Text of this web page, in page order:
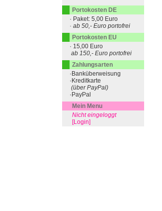
Portokosten DE
· Paket: 5,00 Euro
· ab 50,- Euro portofrei
Portokosten EU
· 15,00 Euro
ab 150,- Euro portofrei
Zahlungsarten
·Banküberweisung
·Kreditkarte
(über PayPal)
·PayPal
Mein Menu
Nicht eingeloggt
[Login]